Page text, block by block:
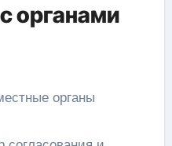
органами
органы